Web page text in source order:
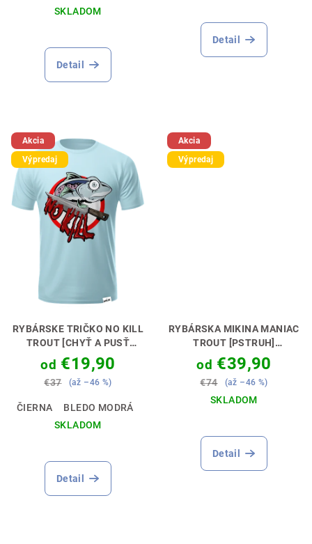
SKLADOM
Detail
Detail
Akcia
Výpredaj
RYBÁRSKE TRIČKO NO KILL
TROUT [CHYŤ A PUSŤ
PSTRUH]RYBOLOV S
REŠPEKTOM 🎣🤝
od €19,90
€37 (až –46 %)
ČIERNA
BLEDO MODRÁ
SKLADOM
Detail
Akcia
Výpredaj
RYBÁRSKA MIKINA MANIAC
TROUT [PSTRUH]
PERFEKTNÝ DARČEK PRE
MUŠKÁRA 🎣🎁
od €39,90
€74 (až –46 %)
SKLADOM
Detail